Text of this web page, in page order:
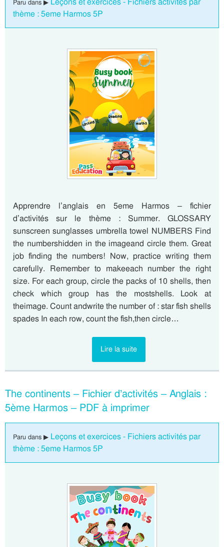
Paru dans ▶
thème : 5eme Harmos 5P
Apprendre l’anglais en 5eme Harmos – fichier
d’activités sur le thème : Summer. GLOSSARY
sunscreen sunglasses umbrella towel NUMBERS Find
the numbershidden in the imageand circle them. Great
job finding the numbers! Now, practice writing them
carefully. Remember to makeeach number the right
size. For each group, circle the packs of 10 shells, then
check which group has the mostshells. Look at
theimage. Count andwrite the number of : star fish shells
spades In each row, count the fish,then circle…
Lire la suite
The continents – Fichier d’activités – Anglais :
5ème Harmos – PDF à imprimer
Paru dans ▶ Leçons et exercices - Fichiers activités par
thème : 5eme Harmos 5P